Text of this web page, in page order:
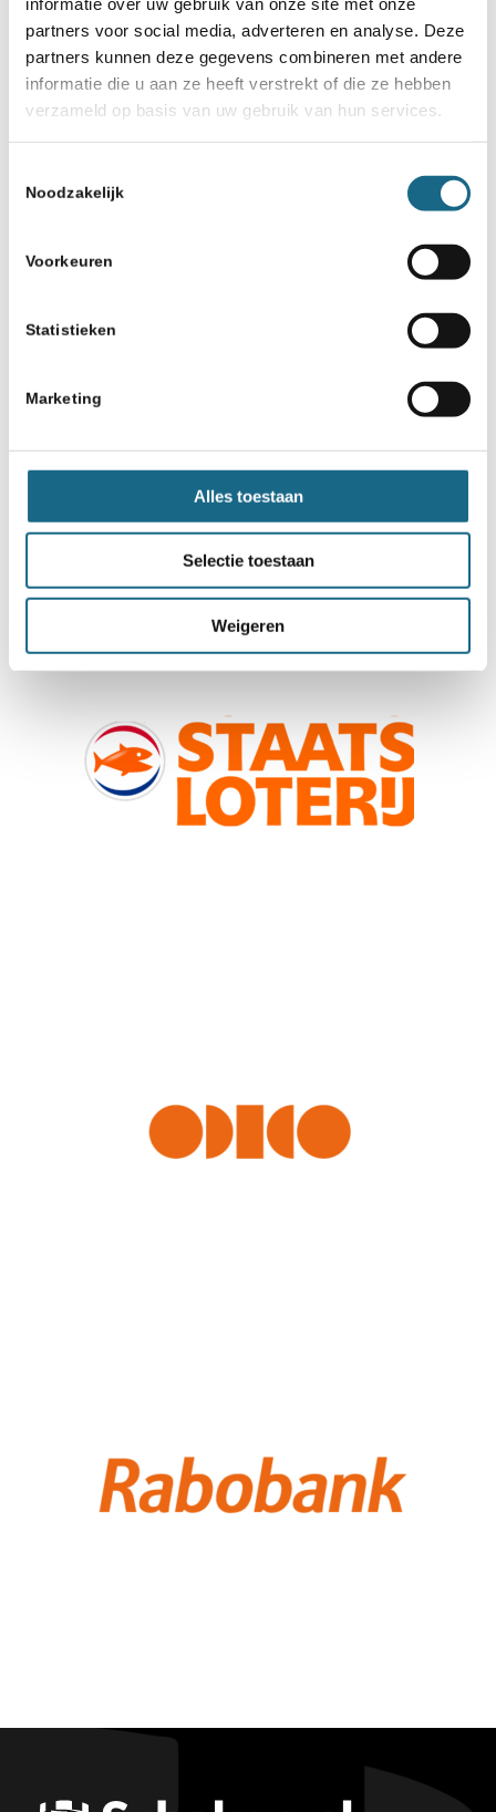
partners voor social media, adverteren en analyse. Deze
partners kunnen deze gegevens combineren met andere
informatie die u aan ze heeft verstrekt of die ze hebben
verzameld op basis van uw gebruik van hun services.
Noodzakelijk
Voorkeuren
Statistieken
Marketing
Alles toestaan
Selectie toestaan
Weigeren